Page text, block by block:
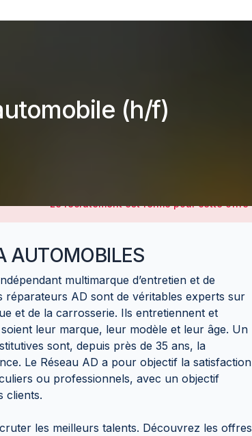
(h/f)
Le recrutement est fermé pour cette offre
AUTOMOBILES
multimarque d’entretien et de
réparateurs AD sont de véritables experts sur
et de la carrosserie. Ils entretiennent et
leur marque, leur modèle et leur âge. Un
sont, depuis près de 35 ans, la
Le Réseau AD a pour objectif la satisfaction
ou professionnels, avec un objectif
clients.
les meilleurs talents. Découvrez les offres